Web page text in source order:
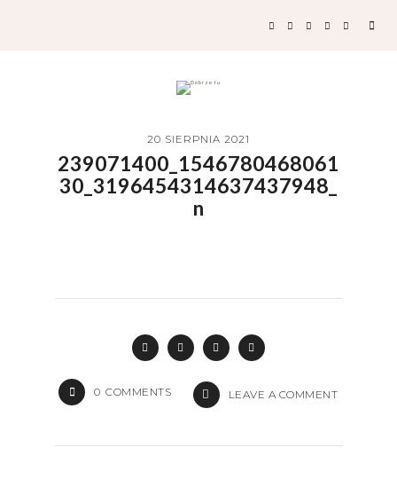
20 SIERPNIA 2021
239071400_1546780468061
30_3196454314637437948_
n
0 COMMENTS LEAVE A COMMENT